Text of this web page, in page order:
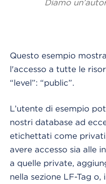
Diamo
Questo esempio
l'accesso a tutte le
“level”: “public”.
L’utente di esempio
nostri database ad
etichettati come
avere accesso sia alle
a quelle private,
nella sezione LF-Tag